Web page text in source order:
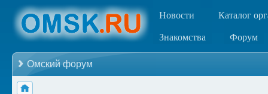
Новости Каталог
Знакомства Форум
Омский форум